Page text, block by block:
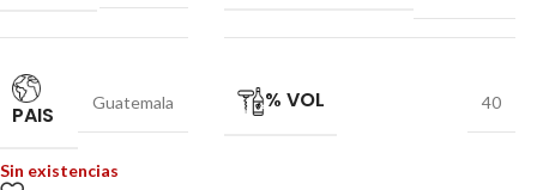
PAIS Guatemala % VOL 40
Sin existencias